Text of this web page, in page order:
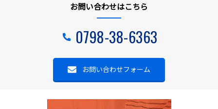
お問い合わせはこちら
0798-38-6363
お問い合わせフォーム